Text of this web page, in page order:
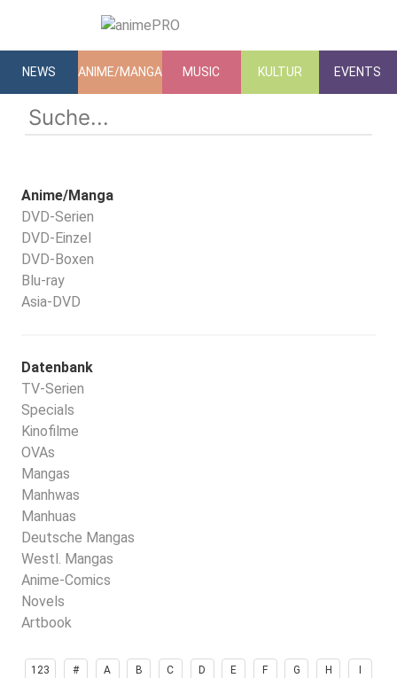
NEWS ANIME/MANGA MUSIC KULTUR EVENTS
Anime/Manga
DVD-Serien
DVD-Einzel
DVD-Boxen
Blu-ray
Asia-DVD
Datenbank
TV-Serien
Specials
Kinofilme
OVAs
Mangas
Manhwas
Manhuas
Deutsche Mangas
Westl. Mangas
Anime-Comics
Novels
Artbook
123 # A B C D E F G H